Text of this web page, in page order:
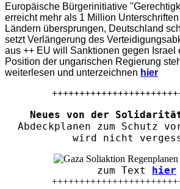
Europäische Bürgerinitiative
erreicht mehr als 1 Million
Ländern übersprungen, Deutschland
setzt Verlängerung des
aus ++ EU will Sanktionen gegen Israel
Position der ungarischen Regierung
weiterlesen und unterzeichnen hier
Neues von der
Abdeckplanen zum Schutz
wird nicht
zum Text hier